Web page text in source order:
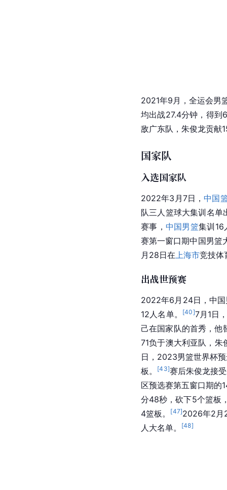
2021年9月，全运会男
均出战27.4分钟，得
敌广东队，朱俊龙贡献
国家队
入选国家队
2022年3月7日，中国
队三人篮球大集训名
赛事， 中国男篮集训16
赛第一窗口期中国男篮
月28日在 上海市竞技体
出战世预赛
2022年6月24日，中
12人名单。
[40]7月1日
己在国家队的首秀，他
71负于澳大利亚队，
日，2023男篮世界杯
板。
[43]赛后朱俊龙接
区预选赛第五窗口期的
分48秒，砍下5个篮板
4篮板。
[47]2026年2月
人大名单。
[48]